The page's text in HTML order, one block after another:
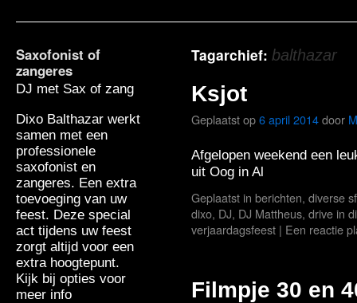
Saxofonist of
zangeres
DJ met Sax of zang
Dixo Balthazar werkt
samen met een
professionele
saxofonist en
zangeres. Een extra
toevoeging van uw
feest. Deze special
act tijdens uw feest
zorgt altijd voor een
extra hoogtepunt.
Kijk bij opties voor
meer info
Tagarchief: balthazar
Ksjot
Geplaatst op6 april 2014door
Afgelopen weekend een
uit Oog in Al
Geplaatst in berichten, diverse
dixo, DJ, DJ Mattheus, drive in
verjaardagsfeest | Een reactie
Filmpje 30 en